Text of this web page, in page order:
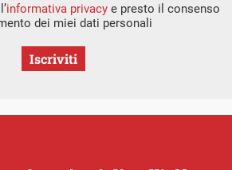
informativa privacy e presto il consenso
dei miei dati personali
Iscriviti